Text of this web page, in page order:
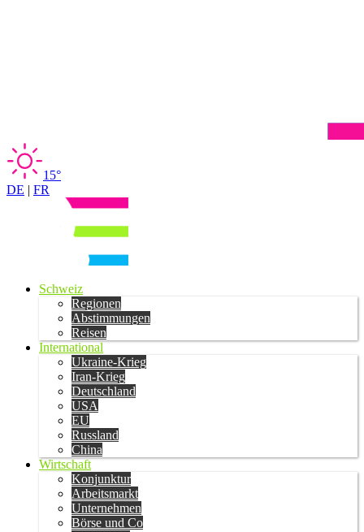
15°
DE | FR
Schweiz
Regionen
Abstimmungen
Reisen
International
Ukraine-Krieg
Iran-Krieg
Deutschland
USA
EU
Russland
China
Wirtschaft
Konjunktur
Arbeitsmarkt
Unternehmen
Börse und Co